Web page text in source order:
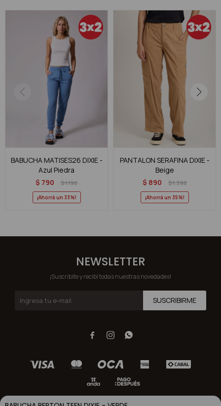
BABUCHA MATISES26 DIXIE -
Azul Piedra
$ 790 $1.190
33
PANTALON SERAFINA DIXIE -
Beige
$ 890 $1.390
35
NEWSLETTER
¡Suscribite y recibí todas nuestras novedades!
SUSCRIBIRME
  